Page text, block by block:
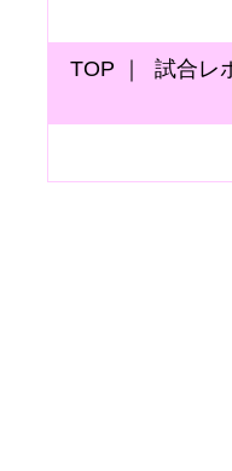
TOP ｜ 試合レ